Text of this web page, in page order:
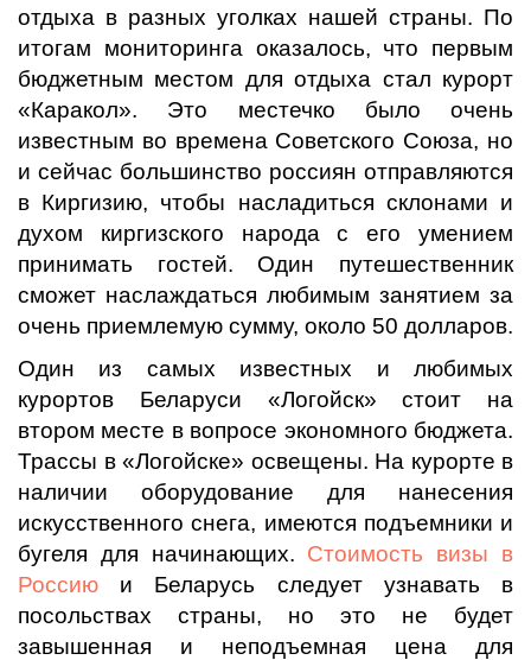
отдыха в разных уголках нашей страны. По
итогам мониторинга оказалось, что первым
бюджетным местом для отдыха стал курорт
«Каракол». Это местечко было очень
известным во времена Советского Союза, но
и сейчас большинство россиян отправляются
в Киргизию, чтобы насладиться склонами и
духом киргизского народа с его умением
принимать гостей. Один путешественник
сможет наслаждаться любимым занятием за
очень приемлемую сумму, около 50 долларов.
Один из самых известных и любимых
курортов Беларуси «Логойск» стоит на
втором месте в вопросе экономного бюджета.
Трассы в «Логойске» освещены. На курорте в
наличии оборудование для нанесения
искусственного снега, имеются подъемники и
бугеля для начинающих. Стоимость визы в
Россию и Беларусь следует узнавать в
посольствах страны, но это не будет
завышенная и неподъемная цена для